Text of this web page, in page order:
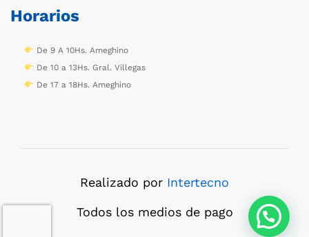
Horarios
De 9 A 10Hs. Ameghino
De 10 a 13Hs. Gral. Villegas
De 17 a 18Hs. Ameghino
Realizado por Intertecno
Todos los medios de pago